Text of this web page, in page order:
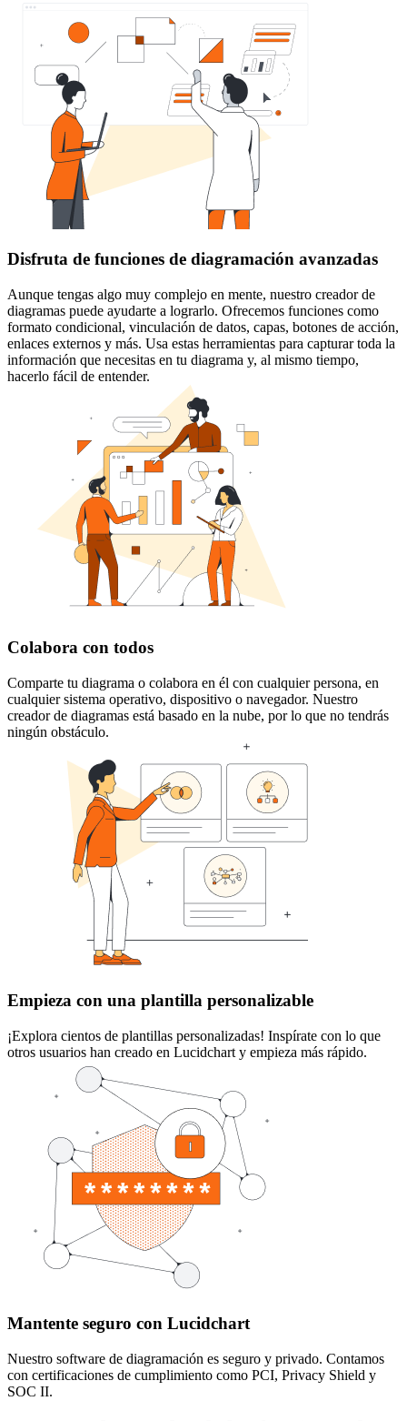
Disfruta de funciones de diagramación avanzadas
Aunque tengas algo muy complejo en mente, nuestro creador de
diagramas puede ayudarte a lograrlo. Ofrecemos funciones como
formato condicional, vinculación de datos, capas, botones de acción,
enlaces externos y más. Usa estas herramientas para capturar toda la
información que necesitas en tu diagrama y, al mismo tiempo,
hacerlo fácil de entender.
Colabora con todos
Comparte tu diagrama o colabora en él con cualquier persona, en
cualquier sistema operativo, dispositivo o navegador. Nuestro
creador de diagramas está basado en la nube, por lo que no tendrás
ningún obstáculo.
Empieza con una plantilla personalizable
¡Explora cientos de plantillas personalizadas! Inspírate con lo que
otros usuarios han creado en Lucidchart y empieza más rápido.
Mantente seguro con Lucidchart
Nuestro software de diagramación es seguro y privado. Contamos
con certificaciones de cumplimiento como PCI, Privacy Shield y
SOC II.